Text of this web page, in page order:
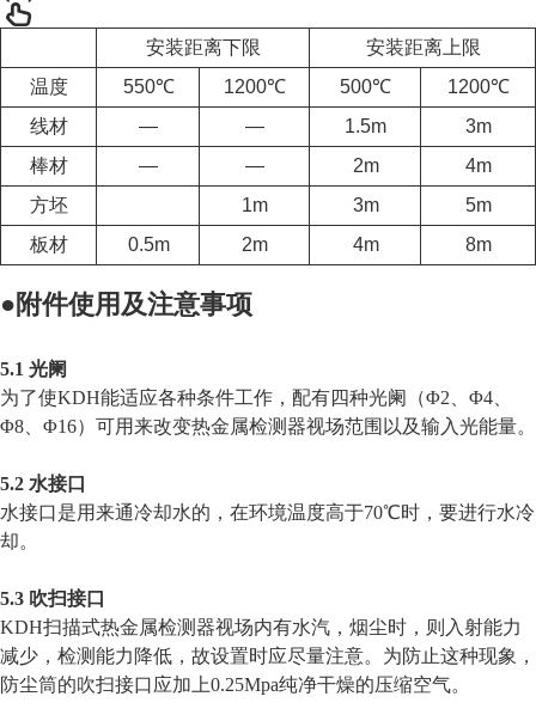
安装距离下限
安装距离上限
温度
550℃ 1200℃ 500℃
1200℃
线材
— — 1.5m
3m
棒材
— — 2m
4m
方坯
1m 3m
5m
板材
0.5m 2m 4m 8m
●附件使用及注意事项
5.1 光阑
为了使KDH能适应各种条件工作，配有四种光阑（Φ2、Φ4、
Φ8、Φ16）可用来改变热金属检测器视场范围以及输入光能量。
5.2 水接口
水接口是用来通冷却水的，在环境温度高于70℃时，要进行水冷
却。
5.3 吹扫接口
KDH扫描式热金属检测器视场内有水汽，烟尘时，则入射能力
减少，检测能力降低，故设置时应尽量注意。为防止这种现象，
防尘筒的吹扫接口应加上0.25Mpa纯净干燥的压缩空气。